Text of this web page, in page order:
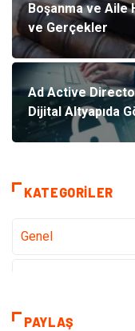
Boşanma ve Aile
ve Gerçekler
Ad Active
Dijital Altyapıda
KATEGORILER
Genel
Sağlık
PAYLAŞ